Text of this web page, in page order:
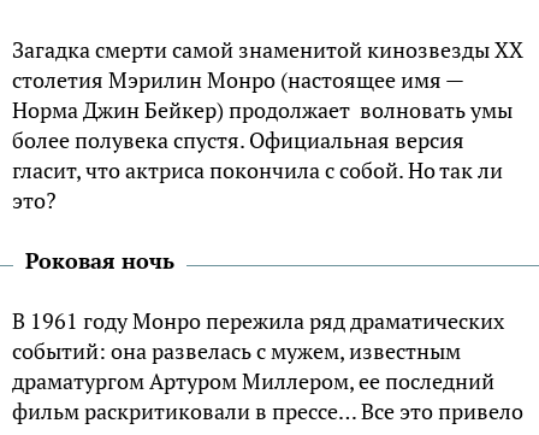
Загадка смерти самой знаменитой кинозвезды ХХ
столетия Мэрилин Монро (настоящее имя —
Норма Джин Бейкер) продолжает волновать умы
более полувека спустя. Официальная версия
гласит, что актриса покончила с собой. Но так ли
это?
Роковая ночь
В 1961 году Монро пережила ряд драматических
событий: она развелась с мужем, известным
драматургом Артуром Миллером, ее последний
фильм раскритиковали в прессе… Все это привело